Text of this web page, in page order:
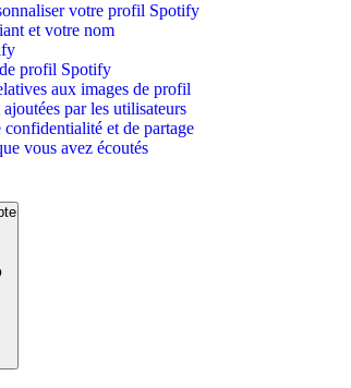
votre profil Spotify
et votre nom
profil Spotify
aux images de profil
par les utilisateurs
confidentialité et de partage
vous avez écoutés